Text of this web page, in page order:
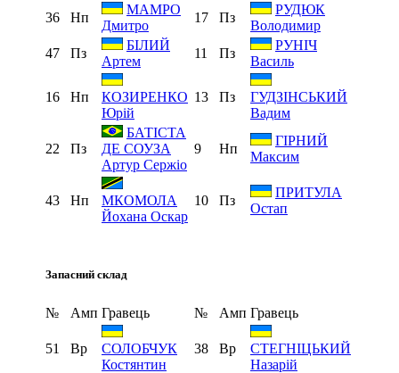
36
Нп
МАМРО
Дмитро
17 Пз
РУДЮК
Володимир
47
Пз
БІЛИЙ
Артем
11 Пз
РУНІЧ
Василь
16 Нп
КОЗИРЕНКО
Юрій
13 Пз
ГУДЗІНСЬКИЙ
Вадим
22 Пз
БАТІСТА
ДЕ СОУЗА
Артур Сержіо
9 Нп
ГІРНИЙ
Максим
43 Нп
МКОМОЛА
Йохана Оскар
10 Пз
ПРИТУЛА
Остап
Запасний склад
№ Амп Гравець № Амп Гравець
51 Вр
СОЛОБЧУК
Костянтин
38 Вр
СТЕГНІЦЬКИЙ
Назарій